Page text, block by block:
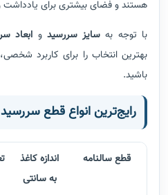
هستند و فضای بیشتری برای یادداشت
با توجه بهسایز سررسیدو ابعاد
بهترین انتخاب را برای کاربرد
باشید.
رایج‌ترین انواع قطع سررسید
قطع سالنامه
اندازه کاغذ
به سانتی